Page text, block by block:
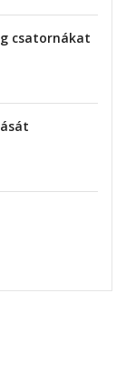
csatornákat